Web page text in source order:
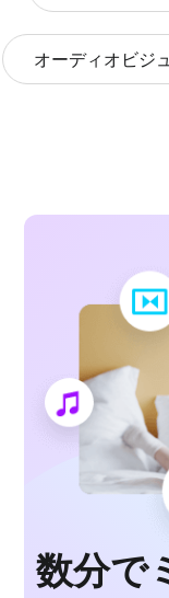
オーディオビジ
バン
カントリーミ
EP動画
ジャズ音
カラオケ歌
数分で